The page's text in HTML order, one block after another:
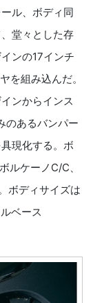
ル、ボディ同
堂々とした存
ンの17インチ
を組み込んだ。
ンからインス
のあるバンパー
現化する。ボ
ルケーノC/C、
ボディサイズは
ベース